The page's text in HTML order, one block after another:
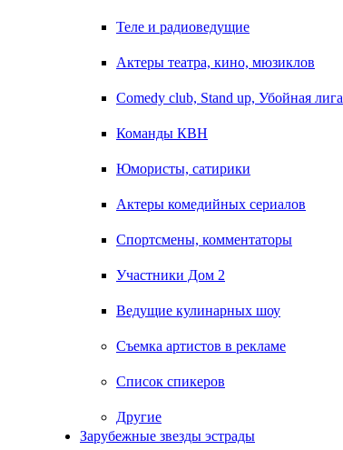
Теле и радиоведущие
Актеры театра, кино, мюзиклов
Comedy club, Stand up, Убойная лига
Команды КВН
Юмористы, сатирики
Актеры комедийных сериалов
Спортсмены, комментаторы
Участники Дом 2
Ведущие кулинарных шоу
Съемка артистов в рекламе
Список спикеров
Другие
Зарубежные звезды эстрады